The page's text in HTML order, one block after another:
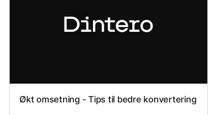
Økt omsetning - Tips til bedre konvertering